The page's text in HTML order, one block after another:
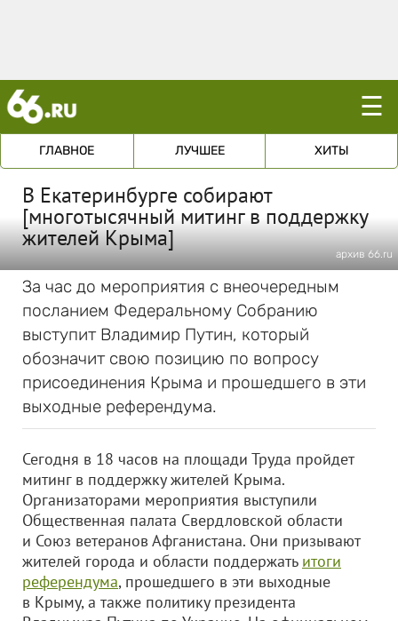
☰
ГЛАВНОЕ ЛУЧШЕЕ ХИТЫ
В Екатеринбурге собирают
[многотысячный митинг в поддержку
жителей Крыма]
архив 66.ru
За час до мероприятия с внеочередным
посланием Федеральному Собранию
выступит Владимир Путин, который
обозначит свою позицию по вопросу
присоединения Крыма и прошедшего в эти
выходные референдума.
Сегодня в 18 часов на площади Труда пройдет
митинг в поддержку жителей Крыма.
Организаторами мероприятия выступили
Общественная палата Свердловской области
и Союз ветеранов Афганистана. Они призывают
жителей города и области поддержать итоги
референдума, прошедшего в эти выходные
в Крыму, а также политику президента